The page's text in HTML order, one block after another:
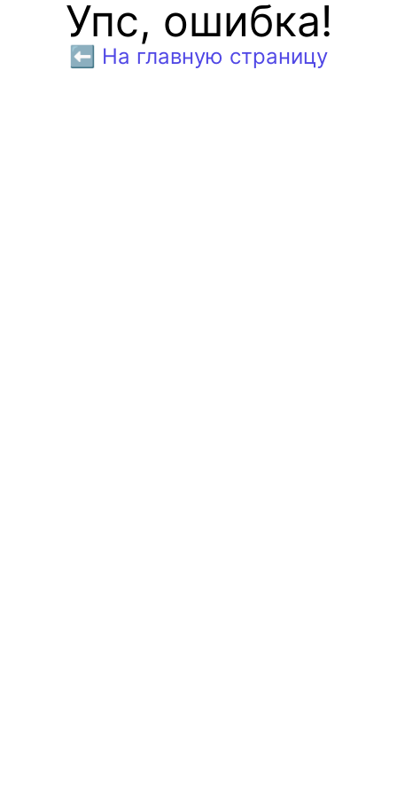
Упс, ошибка!
⬅️ На главную страницу